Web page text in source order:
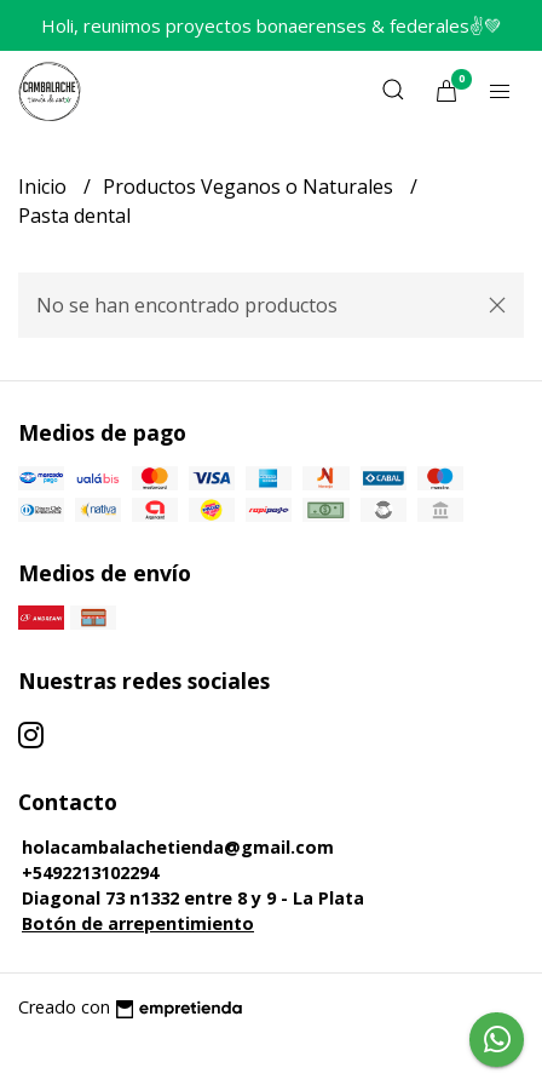
Holi, reunimos proyectos bonaerenses & federales✌️💚
0
Inicio
Productos Veganos o Naturales
Pasta dental
No se han encontrado productos
Medios de pago
Medios de envío
Nuestras redes sociales
Contacto
holacambalachetienda@gmail.com
+5492213102294
Diagonal 73 n1332 entre 8 y 9 - La Plata
Botón de arrepentimiento
Creado con